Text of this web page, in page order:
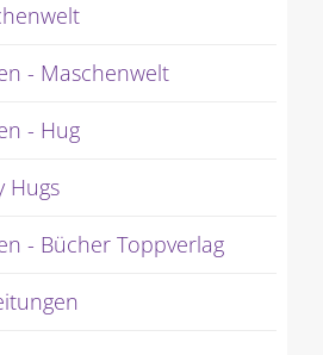
- Maschenwelt
- Hug
Hugs
- Bücher Toppverlag